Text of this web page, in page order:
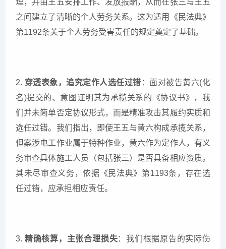
理，并由王五安排工作、发放报酬，从而在张三与王五
之间建立了清晰的个人劳务关系。这为适用《民法典》
第1192条关于个人劳务受害责任的规定奠定了基础。
2. 穿透表象，追究定作人选任过错 ：面对被告黄六(化
名)提交的、意图证明其为承揽关系的《协议书》，我
们并未简单否定协议形式，而是精准攻击其履约实质和
选任过错。我们指出，即使王五与黄六构成承揽关系，
但案涉电工作业属于特种作业，黄六作为定作人，有义
务审查具体施工人员（包括张三）是否具备相应资质。
其未尽审查义务，依据《民法典》第1193条，存在选
任过错，应承担相应责任。
3. 精确核算，主张合理损失：我们根据原告的实际伤